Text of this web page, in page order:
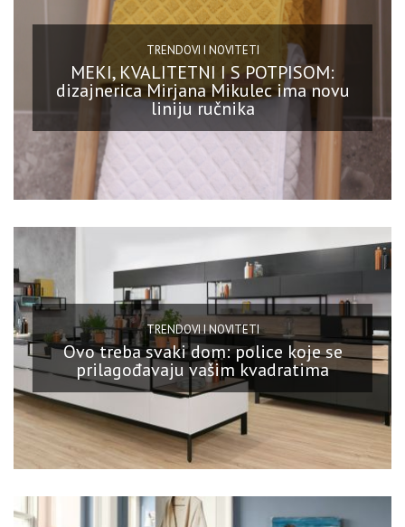
TRENDOVI I NOVITETI
MEKI, KVALITETNI I S POTPISOM:
dizajnerica Mirjana Mikulec ima novu
liniju ručnika
TRENDOVI I NOVITETI
Ovo treba svaki dom: police koje se
prilagođavaju vašim kvadratima